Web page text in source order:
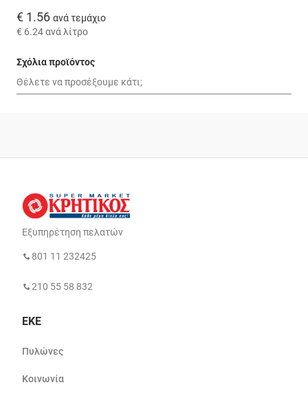
€ 1.56 ανά τεμάχιο
€ 6.24ανά λίτρο
Σχόλια προϊόντος
Εξυπηρέτηση πελατών
801 11 232425
210 55 58 832
ΕΚΕ
Πυλώνες
Κοινωνία